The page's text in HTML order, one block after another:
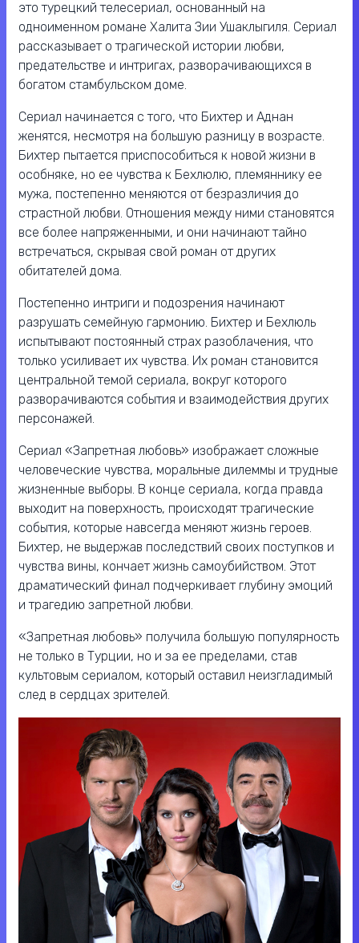
это турецкий телесериал, основанный на
одноименном романе Халита Зии Ушаклыгиля. Сериал
рассказывает о трагической истории любви,
предательстве и интригах, разворачивающихся в
богатом стамбульском доме.
Сериал начинается с того, что Бихтер и Аднан
женятся, несмотря на большую разницу в возрасте.
Бихтер пытается приспособиться к новой жизни в
особняке, но ее чувства к Бехлюлю, племяннику ее
мужа, постепенно меняются от безразличия до
страстной любви. Отношения между ними становятся
все более напряженными, и они начинают тайно
встречаться, скрывая свой роман от других
обитателей дома.
Постепенно интриги и подозрения начинают
разрушать семейную гармонию. Бихтер и Бехлюль
испытывают постоянный страх разоблачения, что
только усиливает их чувства. Их роман становится
центральной темой сериала, вокруг которого
разворачиваются события и взаимодействия других
персонажей.
Сериал «Запретная любовь» изображает сложные
человеческие чувства, моральные дилеммы и трудные
жизненные выборы. В конце сериала, когда правда
выходит на поверхность, происходят трагические
события, которые навсегда меняют жизнь героев.
Бихтер, не выдержав последствий своих поступков и
чувства вины, кончает жизнь самоубийством. Этот
драматический финал подчеркивает глубину эмоций
и трагедию запретной любви.
«Запретная любовь» получила большую популярность
не только в Турции, но и за ее пределами, став
культовым сериалом, который оставил неизгладимый
след в сердцах зрителей.